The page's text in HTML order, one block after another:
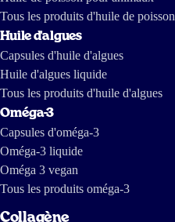
Tous les produits d'huile de poisson
Huile d'algues
Capsules d'huile d'algues
Huile d'algues liquide
Tous les produits d'huile d'algues
Oméga-3
Capsules d'oméga-3
Oméga-3 liquide
Oméga 3 vegan
Tous les produits oméga-3
Collagène